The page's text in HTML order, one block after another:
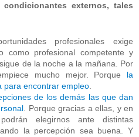
externos, tales
profesionales exige
como profesional competente y
de la noche a la mañana. Por
mucho mejor. Porque la
para encontrar empleo
de los demás las que dan
. Porque gracias a ellas, y en
elegirnos ante distintas
la percepción sea buena. Y